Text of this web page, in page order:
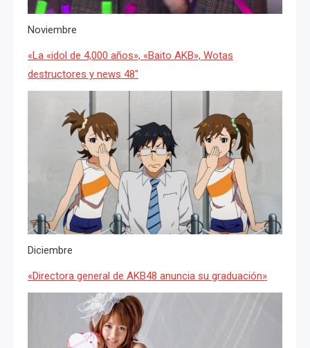
Noviembre
«La «idol de 4,000 años», «Baito AKB», Wotas
destructores y news 48″
Diciembre
«Directora general de AKB48 anuncia su graduación»